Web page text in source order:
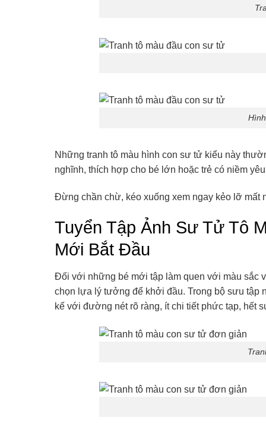
Những tranh tô màu hình con sư tử kiểu này
nghĩnh, thích hợp cho bé lớn hoặc trẻ có niềm
Đừng chần chừ, kéo xuống xem ngay kẻo lỡ mất
Tuyển Tập Ảnh Sư Tử Tô
Mới Bắt Đầu
Đối với những bé mới tập làm quen với màu sắc
chọn lựa lý tưởng để khởi đầu. Trong bộ sưu tập
kế với đường nét rõ ràng, ít chi tiết phức tạp, hết